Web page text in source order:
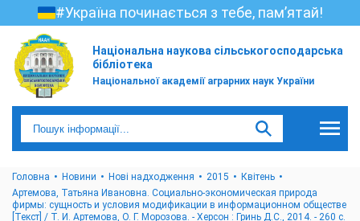
#Україна починається з тебе, пам’ятай!
Національна наукова сільськогосподарська
бібліотека
Національної академії аграрних наук України
Головна Новини Нові надходження 2015
Квітень
Артемова, Татьяна Ивановна. Социально-экономическая природа
фирмы: сущность и условия модификации в информационном обществе
[Текст] / Т. И. Артемова, О. Г. Морозова. - Херсон : Гринь Д.С., 2014. - 260 с.